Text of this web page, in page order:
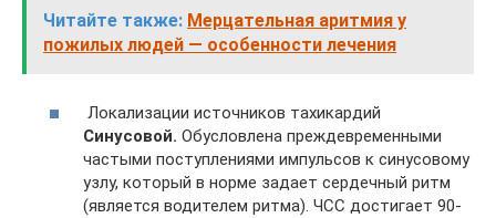
Читайте также: Мерцательная аритмия у
пожилых людей — особенности лечения
Локализации источников тахикардий
Синусовой. Обусловлена преждевременными
частыми поступлениями импульсов к синусовому
узлу, который в норме задает сердечный ритм
(является водителем ритма). ЧСС достигает 90-